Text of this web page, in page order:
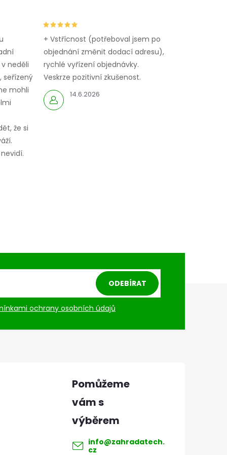
neděli
seřízený
mohli
že si
14.6.2026
+ Vstřícnost (potřeboval jsem po
objednání změnit dodací adresu),
rychlé vyřízení objednávky.
Veskrze pozitivní zkušenost.
ochrany osobních údajů
ODEBÍRAT
info@zahradatech.
cz